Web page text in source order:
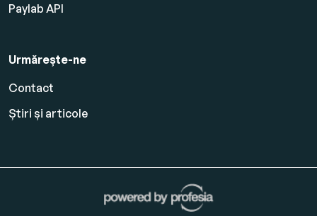
Paylab API
Urmărește-ne
Contact
Știri și articole